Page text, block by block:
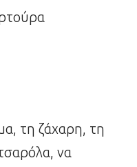
τη ζάχαρη, τη
να